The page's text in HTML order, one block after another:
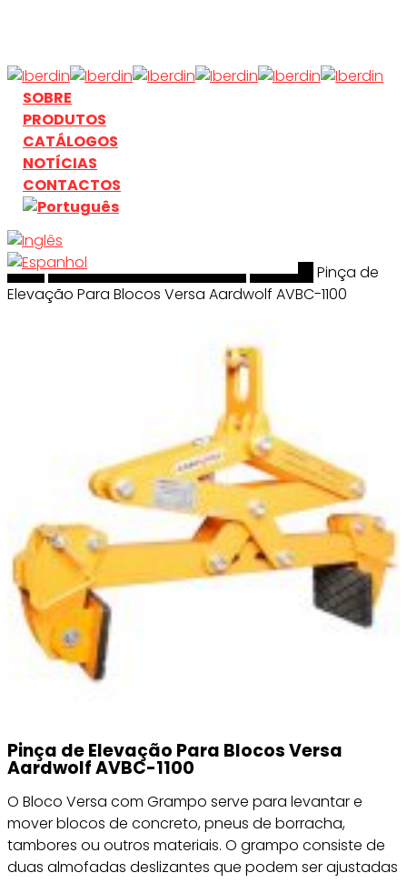
main
content
search
Menu
SOBRE
PRODUTOS
CATÁLOGOS
NOTÍCIAS
CONTACTOS
search
InícioManuseamento & ElevaçãoAardwolf
Pinça de
Elevação Para Blocos Versa Aardwolf AVBC-1100
Pinça de Elevação Para Blocos Versa
Aardwolf AVBC-1100
O Bloco Versa com Grampo serve para levantar e
mover blocos de concreto, pneus de borracha,
tambores ou outros materiais. O grampo consiste de
duas almofadas deslizantes que podem ser ajustadas